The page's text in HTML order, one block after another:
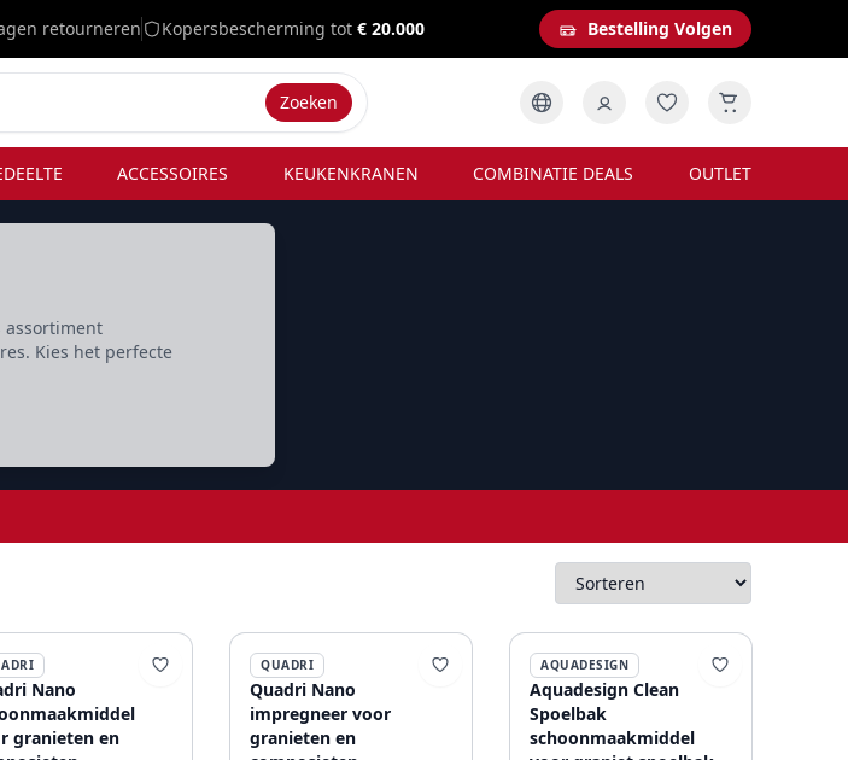
retourneren Kopersbescherming tot € 20.000 Bestelling Volgen
Zoeken
ACCESSOIRES KEUKENKRANEN COMBINATIE DEALS OUTLET
assortiment
Kies het perfecte
Nano
granieten en
QUADRI
Quadri Nano
impregneer voor
granieten en
AQUADESIGN
Aquadesign Clean
Spoelbak
schoonmaakmiddel